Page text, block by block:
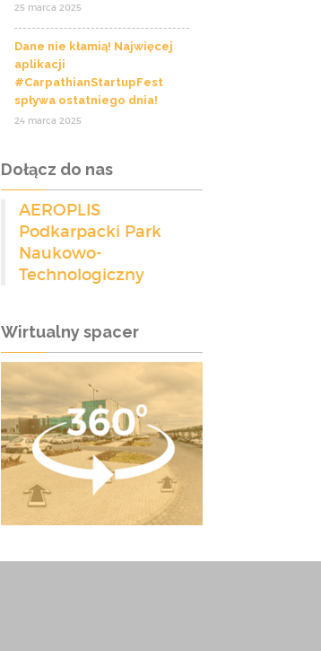
25 marca 2025
Dane nie kłamią! Najwięcej
aplikacji
#CarpathianStartupFest
spływa ostatniego dnia!
24 marca 2025
Dołącz do nas
AEROPLIS
Podkarpacki Park
Naukowo-
Technologiczny
Wirtualny spacer